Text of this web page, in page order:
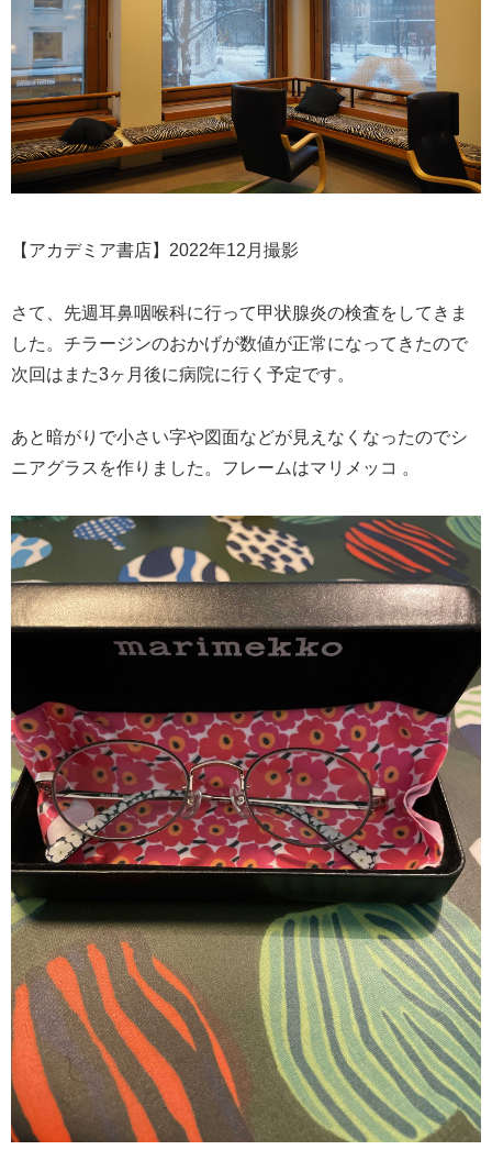
【アカデミア書店】2022年12月撮影
さて、先週耳鼻咽喉科に行って甲状腺炎の検査をしてきま
した。チラージンのおかげが数値が正常になってきたので
次回はまた3ヶ月後に病院に行く予定です。
あと暗がりで小さい字や図面などが見えなくなったのでシ
ニアグラスを作りました。フレームはマリメッコ 。